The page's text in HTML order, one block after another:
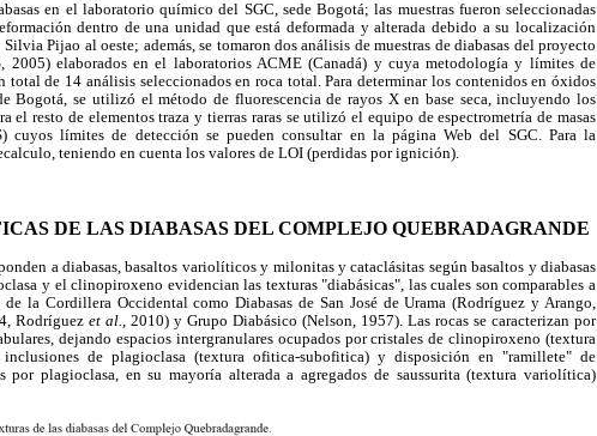
en el laboratorio químico del SGC, sede Bogotá; las muestras fueron seleccionadas
dentro de una unidad que está deformada y alterada debido a su localización
Pijao al oeste; además, se tomaron dos análisis de muestras de diabasas del proyecto
2005) elaborados en el laboratorios ACME (Canadá) y cuya metodología y límites de
total de 14 análisis seleccionados en roca total. Para determinar los contenidos en óxidos
Bogotá, se utilizó el método de fluorescencia de rayos X en base seca, incluyendo los
el resto de elementos traza y tierras raras se utilizó el equipo de espectrometría de masas
cuyos límites de detección se pueden consultar en la página Web del SGC. Para la
teniendo en cuenta los valores de LOI (perdidas por ignición).
DE LAS DIABASAS DEL COMPLEJO QUEBRADAGRANDE
a diabasas, basaltos variolíticos y milonitas y cataclásitas según basaltos y diabasas
y el clinopiroxeno evidencian las texturas "diabásicas", las cuales son comparables a
la Cordillera Occidental como Diabasas de San José de Urama (Rodríguez y Arango,
Rodríguez et al.
, 2010) y Grupo Diabásico (Nelson, 1957). Las rocas se caracterizan por
dejando espacios intergranulares ocupados por cristales de clinopiroxeno (textura
de plagioclasa (textura ofitica-subofitica) y disposición en "ramillete" de
por plagioclasa, en su mayoría alterada a agregados de saussurita (textura variolítica)